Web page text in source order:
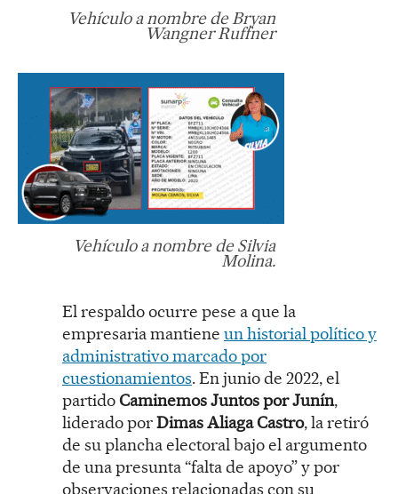
Vehículo a nombre de Bryan
Wangner Ruffner
Vehículo a nombre de Silvia
Molina.
El respaldo ocurre pese a que la
empresaria mantiene un historial político y
administrativo marcado por
cuestionamientos. En junio de 2022, el
partidoCaminemos Juntos por Junín,
liderado porDimas Aliaga Castro, la retiró
de su plancha electoral bajo el argumento
de una presunta “falta de apoyo” y por
observaciones relacionadas con su